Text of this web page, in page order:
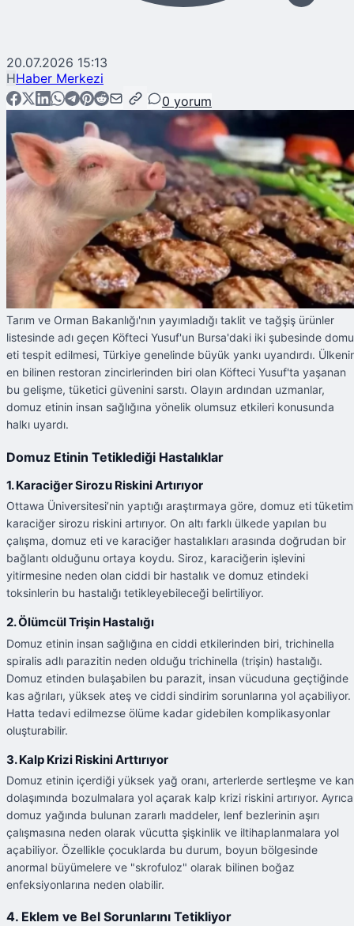
20.07.2026 15:13
HHaber Merkezi
0 yorum
Tarım ve Orman Bakanlığı'nın yayımladığı taklit ve tağşiş ürünler
listesinde adı geçen Köfteci Yusuf'un Bursa'daki iki şubesinde
eti tespit edilmesi, Türkiye genelinde büyük yankı uyandırdı.
en bilinen restoran zincirlerinden biri olan Köfteci Yusuf'ta yaşanan
bu gelişme, tüketici güvenini sarstı. Olayın ardından uzmanlar,
domuz etinin insan sağlığına yönelik olumsuz etkileri konusunda
halkı uyardı.
Domuz Etinin Tetiklediği Hastalıklar
1. Karaciğer Sirozu Riskini Artırıyor
Ottawa Üniversitesi’nin yaptığı araştırmaya göre, domuz eti
karaciğer sirozu riskini artırıyor. On altı farklı ülkede yapılan bu
çalışma, domuz eti ve karaciğer hastalıkları arasında doğrudan bir
bağlantı olduğunu ortaya koydu. Siroz, karaciğerin işlevini
yitirmesine neden olan ciddi bir hastalık ve domuz etindeki
toksinlerin bu hastalığı tetikleyebileceği belirtiliyor.
2. Ölümcül Trişin Hastalığı
Domuz etinin insan sağlığına en ciddi etkilerinden biri, trichinella
spiralis adlı parazitin neden olduğu trichinella (trişin) hastalığı.
Domuz etinden bulaşabilen bu parazit, insan vücuduna geçtiğinde
kas ağrıları, yüksek ateş ve ciddi sindirim sorunlarına yol açabiliyor.
Hatta tedavi edilmezse ölüme kadar gidebilen komplikasyonlar
oluşturabilir.
3. Kalp Krizi Riskini Arttırıyor
Domuz etinin içerdiği yüksek yağ oranı, arterlerde sertleşme ve kan
dolaşımında bozulmalara yol açarak kalp krizi riskini artırıyor. Ayrıca
domuz yağında bulunan zararlı maddeler, lenf bezlerinin aşırı
çalışmasına neden olarak vücutta şişkinlik ve iltihaplanmalara yol
açabiliyor. Özellikle çocuklarda bu durum, boyun bölgesinde
anormal büyümelere ve "skrofuloz" olarak bilinen boğaz
enfeksiyonlarına neden olabilir.
4. Eklem ve Bel Sorunlarını Tetikliyor